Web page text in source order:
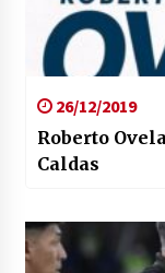
26/12/2019
Roberto
Caldas